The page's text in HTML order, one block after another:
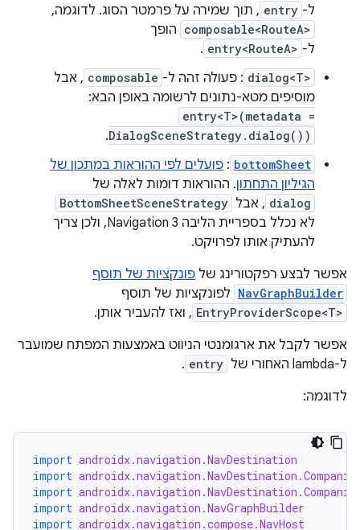
ל- entry , תוך שמירה על פרמטר הסוג. לדוגמה,
composable<RouteA> הופך
ל- entry<RouteA>
.
dialog<T> : פעולה זהה ל- composable , אבל
מוסיפים מטא-נתונים לרשומה באופן הבא:
entry<T>(metadata =
DialogSceneStrategy.dialog())
.
bottomSheet
: פועלים לפי ההוראות במתכון של
הגיליון התחתון. ההוראות דומות לאלה של
dialog , אבל BottomSheetSceneStrategy
לא נכלל בספריית הליבה Navigation 3, ולכן צריך
להעתיק אותו לפרויקט.
אפשר לבצע רפקטורינג של פונקציות של תוסף
NavGraphBuilder לפונקציות של תוסף
EntryProviderScope<T> , ואז להעביר אותן.
אפשר לקבל את ארגומנטי הניווט באמצעות המפתח שמועבר
ל-lambda האחורי של
entry
.
לדוגמה:
import androidx.navigation.NavDestination
import
import
import androidx.navigation.NavGraphBuilder
import androidx.navigation.compose.NavHost